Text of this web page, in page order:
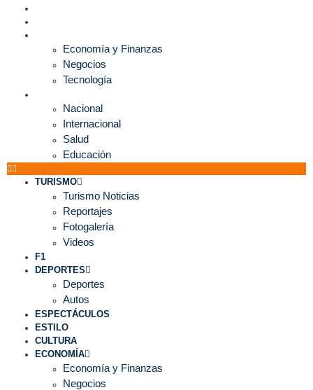
Economía y Finanzas
Negocios
Tecnología
Nacional
Internacional
Salud
Educación
TURISMO
Turismo Noticias
Reportajes
Fotogalería
Videos
F1
DEPORTES
Deportes
Autos
ESPECTÁCULOS
ESTILO
CULTURA
ECONOMÍA
Economía y Finanzas
Negocios